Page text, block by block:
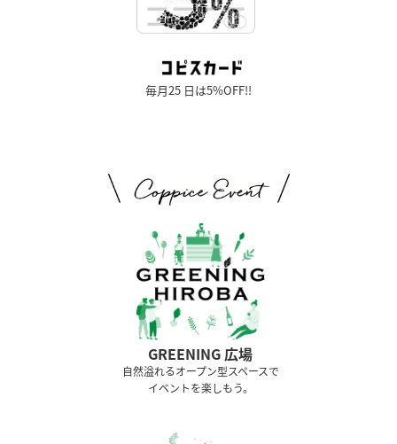
毎月25 日は5%OFF!!
GREENING 広場
⾃然溢れるオープン型スペースで
イベントを楽しもう。